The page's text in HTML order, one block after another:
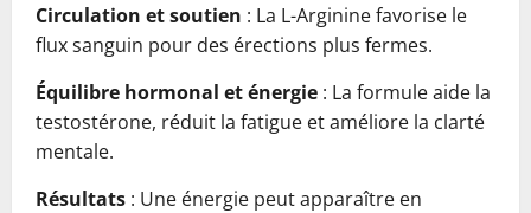
Circulation et soutien : La L-Arginine favorise le
flux sanguin pour des érections plus fermes.
Équilibre hormonal et énergie : La formule aide la
testostérone, réduit la fatigue et améliore la clarté
mentale.
Résultats : Une énergie peut apparaître en